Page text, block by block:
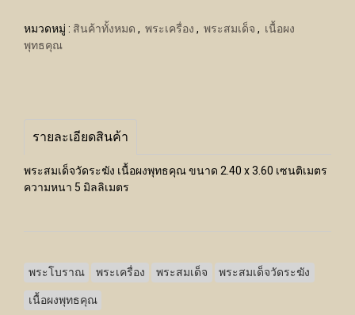
หมวดหมู่ : สินค้าทั้งหมด , พระเครื่อง , พระสมเด็จ , เนื้อผง
พุทธคุณ
รายละเอียดสินค้า
พระสมเด็จวัดระฆัง เนื้อผงพุทธคุณ ขนาด 2.40 x 3.60 เซนติเมตร
ความหนา 5 มิลลิเมตร
พระโบราณ พระเครื่อง พระสมเด็จ พระสมเด็จวัดระฆัง
เนื้อผงพุทธคุณ